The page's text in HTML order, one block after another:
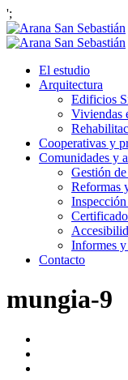
';
El estudio
Arquitectura
Edificios
Viviendas
Cooperativas y
Comunidades y
Gestión
Reformas
Informes
Contacto
mungia-9